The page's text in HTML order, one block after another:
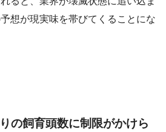
想が現実味を帯びてくることにな
の飼育頭数に制限がかけら